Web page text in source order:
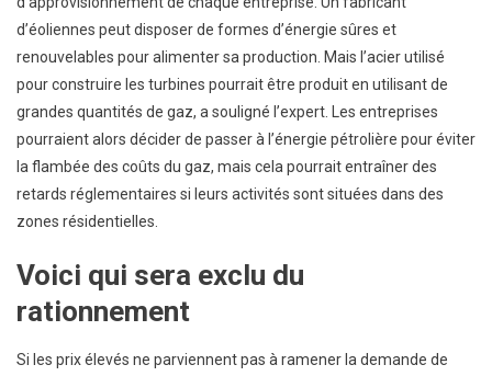
d’éoliennes peut disposer de formes d’énergie sûres et
renouvelables pour alimenter sa production. Mais l’acier utilisé
pour construire les turbines pourrait être produit en utilisant de
grandes quantités de gaz, a souligné l’expert. Les entreprises
pourraient alors décider de passer à l’énergie pétrolière pour éviter
la flambée des coûts du gaz, mais cela pourrait entraîner des
retards réglementaires si leurs activités sont situées dans des
zones résidentielles.
Voici qui sera exclu du
rationnement
Si les prix élevés ne parviennent pas à ramener la demande de